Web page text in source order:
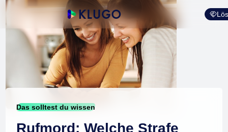
Das solltest du wissen
Rufmord: Welche Strafe